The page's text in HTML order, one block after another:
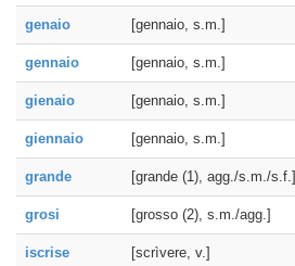
genaio [gennaio, s.m.]
gennaio [gennaio, s.m.]
gienaio [gennaio, s.m.]
giennaio [gennaio, s.m.]
grande [grande (1), agg./s.m./s.f.]
grosi [grosso (2), s.m./agg.]
iscrise [scrìvere, v.]